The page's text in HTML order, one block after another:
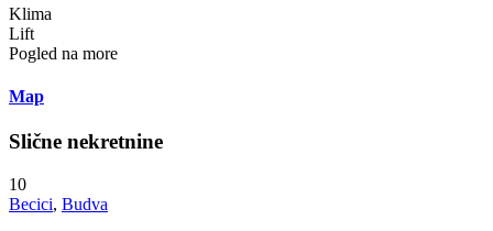
Klima
Lift
Pogled na more
Map
Slične nekretnine
10
Becici, Budva